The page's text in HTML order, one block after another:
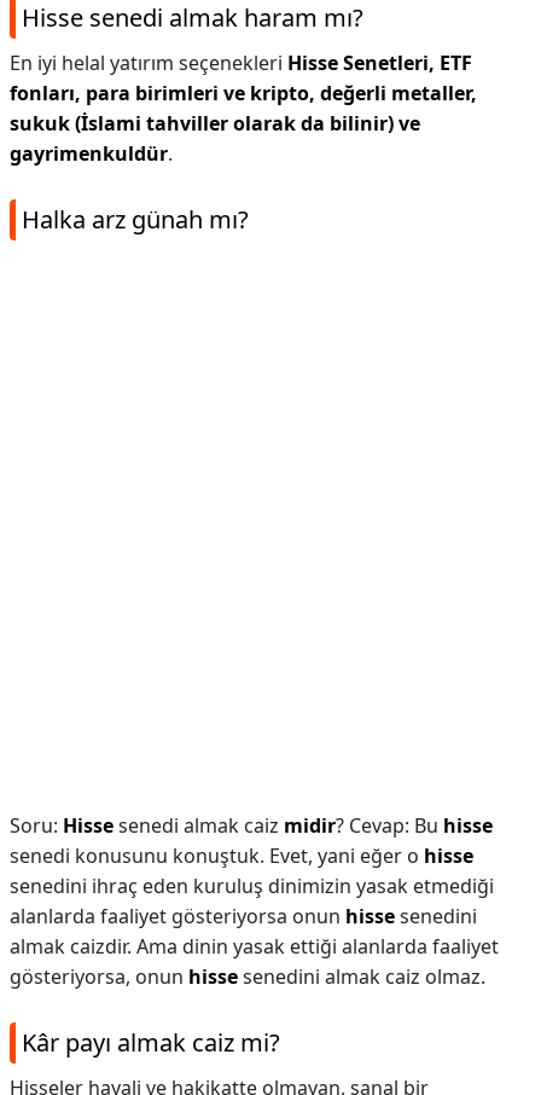
Hisse senedi almak haram mı?
En iyi helal yatırım seçenekleri Hisse Senetleri, ETF
fonları, para birimleri ve kripto, değerli metaller,
sukuk (İslami tahviller olarak da bilinir) ve
gayrimenkuldür.
Halka arz günah mı?
Soru: Hissesenedi almak caiz midir? Cevap: Bu hisse
senedi konusunu konuştuk. Evet, yani eğer o hisse
senedini ihraç eden kuruluş dinimizin yasak etmediği
alanlarda faaliyet gösteriyorsa onun hissesenedini
almak caizdir. Ama dinin yasak ettiği alanlarda faaliyet
gösteriyorsa, onun hissesenedini almak caiz olmaz.
Kâr payı almak caiz mi?
Hisseler hayali ve hakikatte olmayan, sanal bir